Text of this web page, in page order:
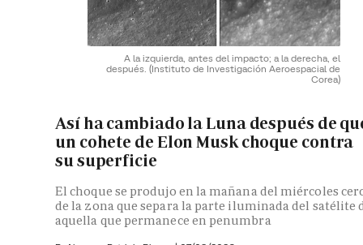
A la izquierda, antes del impacto; a la derecha, el
después. (Instituto de Investigación Aeroespacial de
Corea)
Así ha cambiado la Luna después de
un cohete de Elon Musk choque contra
su superficie
El choque se produjo en la mañana del miércoles
de la zona que separa la parte iluminada del satélite
aquella que permanece en penumbra